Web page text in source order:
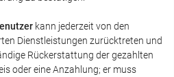
kann jederzeit von den
Dienstleistungen zurücktreten und
Rückerstattung der gezahlten
oder eine Anzahlung; er muss